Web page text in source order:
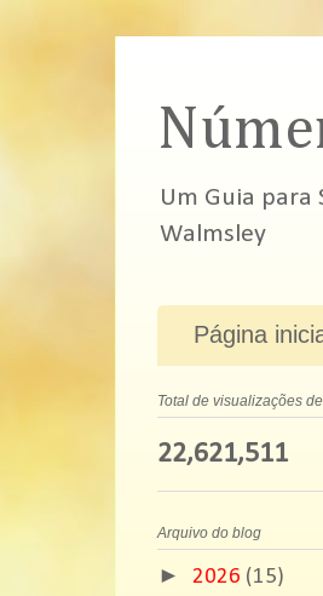
Um Guia para
Walmsley
Página
Total de visualizações
22,621,511
Arquivo do blog
► 2026 (15)